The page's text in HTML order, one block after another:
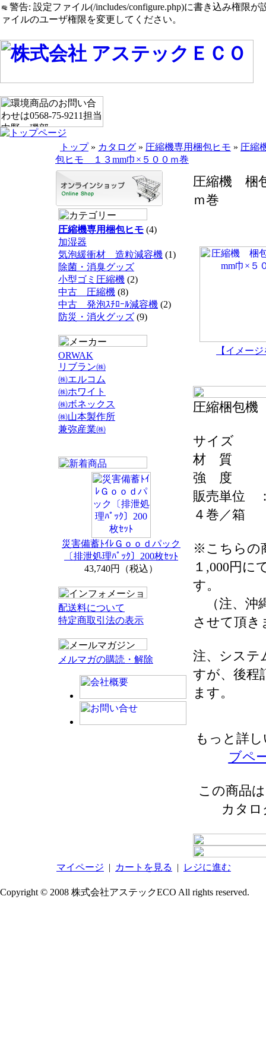
警告: 設定ファイル(/includes/configure.php)に書き込み権限が
ァイルのユーザ権限を変更してください。
トップ» カタログ » 圧縮機専用梱包ヒモ » 圧縮
包ヒモ １３mm巾×５００ｍ巻
圧縮機専用梱包ヒモ (4)
加湿器
気泡緩衝材 造粒減容機 (1)
除菌・消臭グッズ
小型ゴミ圧縮機 (2)
中古 圧縮機 (8)
中古 発泡ｽﾁﾛｰﾙ減容機 (2)
防災・消火グッズ (9)
ORWAK
リブラン㈱
㈱エルコム
㈱ホワイト
㈱ボネックス
㈱山本製作所
兼弥産業㈱
災害備蓄ﾄｲﾚＧｏｏｄパック
〔排泄処理ﾊﾟｯｸ〕200枚ｾｯﾄ
43,740円（税込）
配送料について
特定商取引法の表示
メルマガの購読・解除
圧縮機 梱
ｍ巻
【イメー
圧縮梱包
サイズ ：
材 質
強 度 ：
販売単位
４巻／箱
※こちらの
１,000円に
す。
（注、沖
させて頂き
注、システ
すが、後程
ます。
もっと詳
ブペ
この商品
カタ
マイページ | カートを見る | レジに進む
Copyright © 2008 株式会社アステックECO All rights reserved.